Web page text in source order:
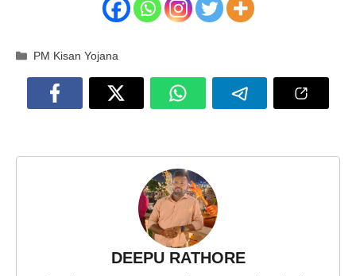
Categories
PM Kisan Yojana
DEEPU RATHORE